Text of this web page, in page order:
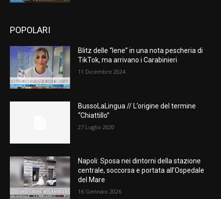
POPOLARI
Blitz delle “Iene” in una nota pescheria di
TikTok, ma arrivano i Carabinieri
11 Dicembre 2024
BussoLaLingua // L’origine del termine
“Chiattillo”
27 Luglio 2020
Napoli: Sposa nei dintorni della stazione
centrale, soccorsa e portata all’Ospedale
del Mare
16 Gennaio 2026